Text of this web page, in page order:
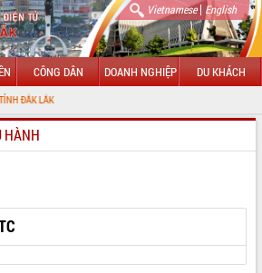
Vietnamese| English
CÔNG DÂN DOANH NGHIỆP DU KHÁCH
HÀNH